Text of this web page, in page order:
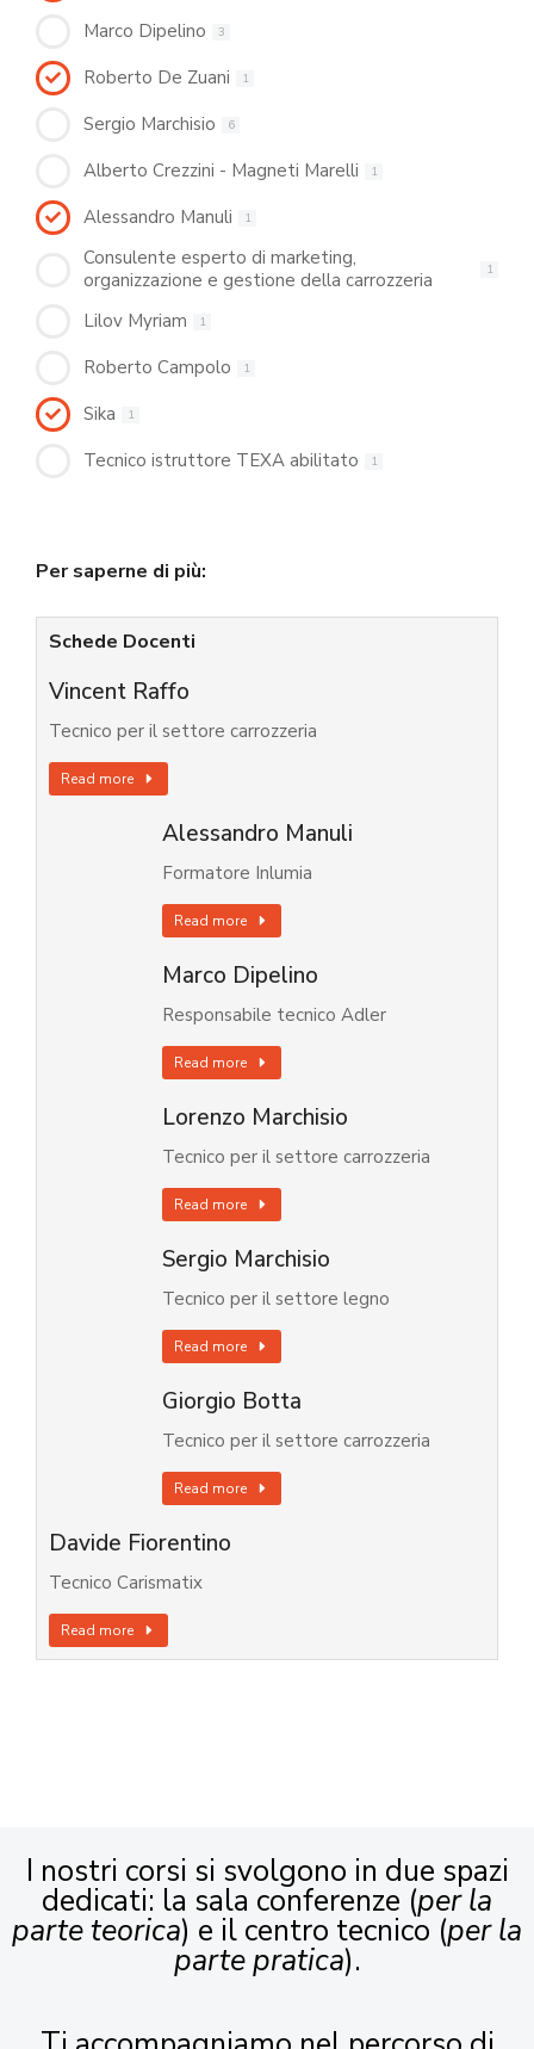
Marco Dipelino 3
Roberto De Zuani 1
Sergio Marchisio 6
Alberto Crezzini - Magneti Marelli 1
Alessandro Manuli 1
Consulente esperto di marketing,
organizzazione e gestione della carrozzeria
1
Lilov Myriam 1
Roberto Campolo 1
Sika 1
Tecnico istruttore TEXA abilitato 1
Per saperne di più:
Schede Docenti
Vincent Raffo
Tecnico per il settore carrozzeria
Read more
Alessandro Manuli
Formatore Inlumia
Read more
Marco Dipelino
Responsabile tecnico Adler
Read more
Lorenzo Marchisio
Tecnico per il settore carrozzeria
Read more
Sergio Marchisio
Tecnico per il settore legno
Read more
Giorgio Botta
Tecnico per il settore carrozzeria
Read more
Davide Fiorentino
Tecnico Carismatix
Read more
I nostri corsi si svolgono in due spazi
dedicati: la sala conferenze (per la
parte teorica) e il centro tecnico (per la
parte pratica).